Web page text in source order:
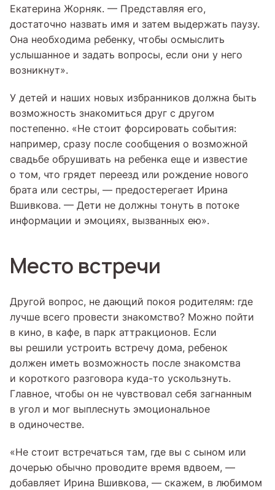
Екатерина Жорняк. — Представляя его,
достаточно назвать имя и затем выдержать паузу.
Она необходима ребенку, чтобы осмыслить
услышанное и задать вопросы, если они у него
возникнут».
У детей и наших новых избранников должна быть
возможность знакомиться друг с другом
постепенно. «Не стоит форсировать события:
например, сразу после сообщения о возможной
свадьбе обрушивать на ребенка еще и известие
о том, что грядет переезд или рождение нового
брата или сестры, — предостерегает Ирина
Вшивкова. — Дети не должны тонуть в потоке
информации и эмоциях, вызванных ею».
Место встречи
Другой вопрос, не дающий покоя родителям: где
лучше всего провести знакомство? Можно пойти
в кино, в кафе, в парк аттракционов. Если
вы решили устроить встречу дома, ребенок
должен иметь возможность после знакомства
и короткого разговора куда-то ускользнуть.
Главное, чтобы он не чувствовал себя загнанным
в угол и мог выплеснуть эмоциональное
в одиночестве.
«Не стоит встречаться там, где вы с сыном или
дочерью обычно проводите время вдвоем, —
добавляет Ирина Вшивкова, — скажем, в любимом